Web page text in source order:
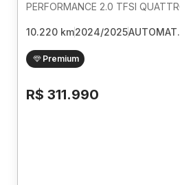
10.220 km2024/2025AUTOMAT.
Premium
R$ 311.990